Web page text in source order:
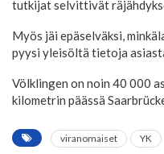
tutkijat selvittivät
Myös jäi epäselväksi,
pyysi yleisöltä tietoja
Völklingen on noin 40 000
kilometrin päässä
viranomaiset YK